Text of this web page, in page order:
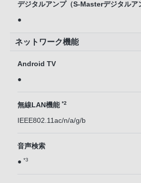
デジタルアンプ（S-Masterデジタルア
●
ネットワーク機能
Android TV
●
無線LAN機能 *2
IEEE802.11ac/n/a/g/b
音声検索
● *3